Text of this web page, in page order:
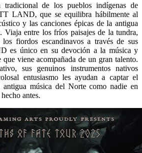
tradicional de los pueblos indígenas de
LAND, que se equilibra hábilmente al
y las canciones épicas de la antigua
entre los fríos paisajes de la tundra,
fiordos escandinavos a través de sus
es único en su devoción a la música y
viene acompañada de un gran talento.
sus genuinos instrumentos nativos
entusiasmo les ayudan a captar el
antigua música del Norte como nadie en
antes.